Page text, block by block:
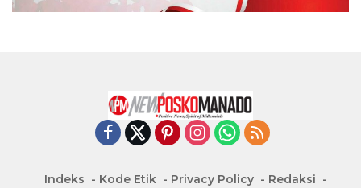
Indeks Kode Etik Privacy Policy
Redaksi